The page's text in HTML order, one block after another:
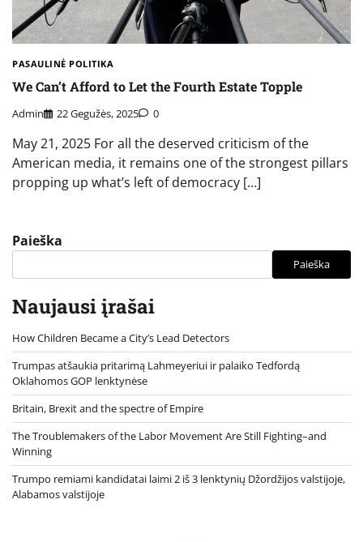
PASAULINĖ POLITIKA
We Can’t Afford to Let the Fourth Estate Topple
Admin 22 Gegužės, 2025 0
May 21, 2025 For all the deserved criticism of the
American media, it remains one of the strongest pillars
propping up what’s left of democracy […]
Paieška
Paieška
Naujausi įrašai
How Children Became a City’s Lead Detectors
Trumpas atšaukia pritarimą Lahmeyeriui ir palaiko Tedfordą
Oklahomos GOP lenktynėse
Britain, Brexit and the spectre of Empire
The Troublemakers of the Labor Movement Are Still Fighting–and
Winning
Trumpo remiami kandidatai laimi 2 iš 3 lenktynių Džordžijos valstijoje,
Alabamos valstijoje